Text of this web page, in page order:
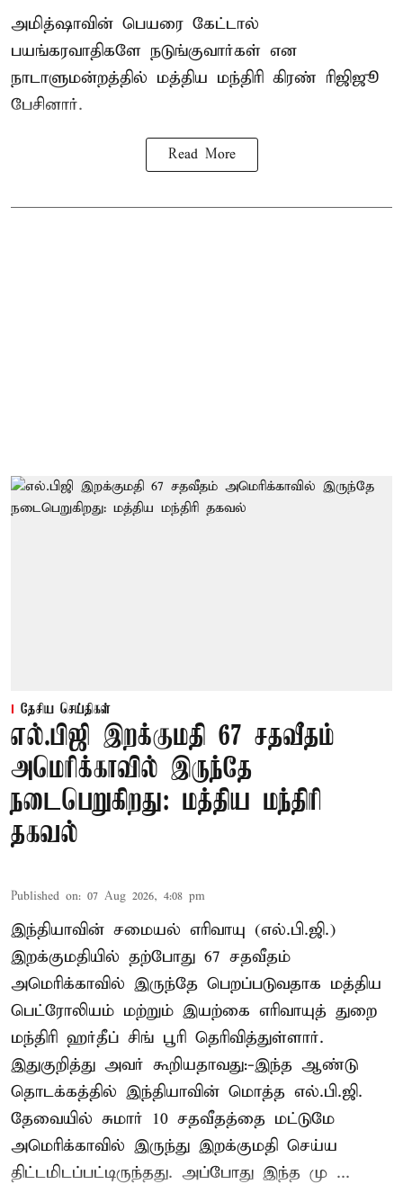
அமித்ஷாவின் பெயரை கேட்டால்
பயங்கரவாதிகளே நடுங்குவார்கள் என
நாடாளுமன்றத்தில் மத்திய மந்திரி கிரண் ரிஜிஜூ
பேசினார்.
Read More
தேசிய செய்திகள்
எல்.பிஜி இறக்குமதி 67 சதவீதம்
அமெரிக்காவில் இருந்தே
நடைபெறுகிறது: மத்திய மந்திரி
தகவல்
Published on: 07 Aug 2026, 4:08 pm
இந்தியாவின் சமையல் எரிவாயு (எல்.பி.ஜி.)
இறக்குமதியில் தற்போது 67 சதவீதம்
அமெரிக்காவில் இருந்தே பெறப்படுவதாக மத்திய
பெட்ரோலியம் மற்றும் இயற்கை எரிவாயுத் துறை
மந்திரி ஹர்தீப் சிங் பூரி தெரிவித்துள்ளார்.
இதுகுறித்து அவர் கூறியதாவது:-இந்த ஆண்டு
தொடக்கத்தில் இந்தியாவின் மொத்த எல்.பி.ஜி.
தேவையில் சுமார் 10 சதவீதத்தை மட்டுமே
அமெரிக்காவில் இருந்து இறக்குமதி செய்ய
திட்டமிடப்பட்டிருந்தது. அப்போது இந்த மு ...